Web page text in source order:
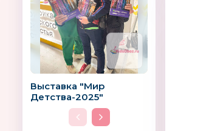
Выставка "Мир
Детства-2025"